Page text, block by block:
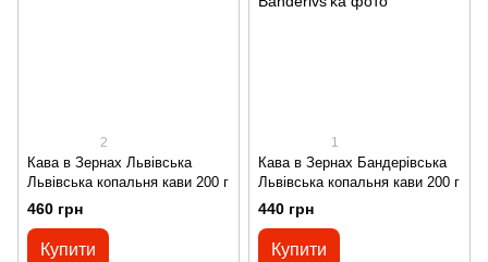
2
Кава в Зернах Львівська
Львівська копальня кави 200 г
460 грн
Купити
1
Кава в Зернах Бандерівська
Львівська копальня кави 200 г
440 грн
Купити